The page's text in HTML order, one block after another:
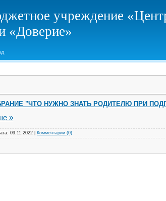
учреждение
«Доверие»
"ЧТО НУЖНО ЗНАТЬ РОДИТЕЛЮ ПРИ
»
09.11.2022 Комментарии (0)